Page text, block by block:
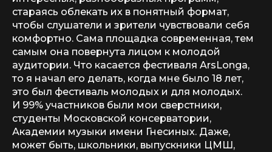
стараясь облекать их в понятный формат,
чтобы слушатели и зрители чувствовали себя
комфортно. Сама площадка современная, тем
самым она повернута лицом к молодой
аудитории. Что касается фестиваля ArsLonga,
то я начал его делать, когда мне было 18 лет,
это был фестиваль молодых и для молодых.
И 99% участников были мои сверстники,
студенты Московской консерватории,
Академии музыки имени Гнесиных. Даже,
может быть, школьники, выпускники ЦМШ,